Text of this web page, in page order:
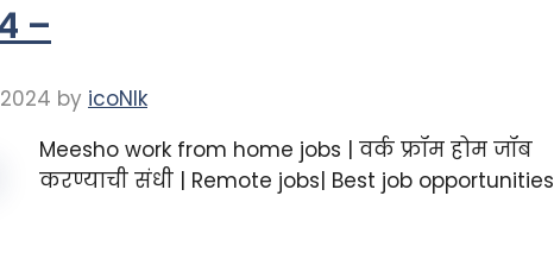
–
by icoNIk
Meesho work from home jobs | वर्क फ्रॉम होम जॉब
करण्याची संधी | Remote jobs| Best job opportunities